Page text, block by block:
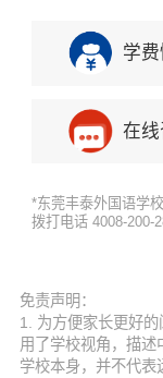
学
在
*东莞丰泰外国语学
拨打电话 4008-200-
免责声明：
1. 为方便家长更好
用了学校视角，描述
学校本身，并不代表